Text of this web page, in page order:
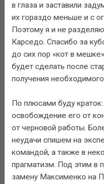
в глаза и заставили
их гораздо меньше и с
Поэтому я и не
Карседо. Спасибо за
до сих пор «кот в
будет сделать после
получения
По плюсами буду
освобождение его от
от черновой работы.
неудачи спишем на
командой, а также в
прагматизм. Под этим в
замену Максименко на